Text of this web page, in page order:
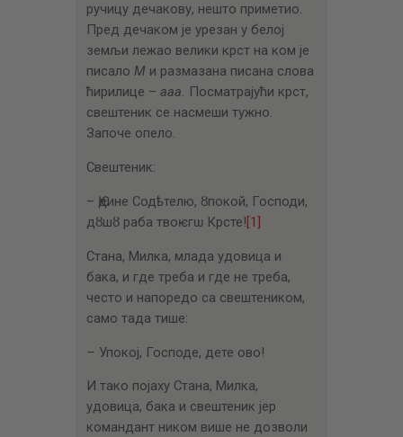
ручицу дечакову, нешто приметио.
Пред дечаком је урезан у белој
земљи лежао велики крст на ком је
писало М и размазана писана слова
ћирилице – ааа. Посматрајући крст,
свештеник се насмеши тужно.
Започе опело.
Свештеник:
– Ѥдине Содѣтелю, ȣпокой, Господи,
дȣшȣ раба твоѥгѡ Крсте![1]
Стана, Милка, млада удовица и
бака, и где треба и где не треба,
често и напоредо са свештеником,
само тада тише:
– Упокој, Господе, дете ово!
И тако појаху Стана, Милка,
удовица, бака и свештеник јер
командант ником више не дозволи